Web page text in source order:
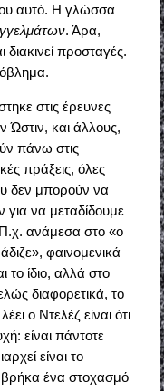
αυτό. Η γλώσσα
. Άρα,
διακινεί προσταγές.
στις έρευνες
και άλλους,
πάνω στις
πράξεις, όλες
δεν μπορούν να
να μεταδίδουμε
ανάμεσα στο «ο
φαινομενικά
το ίδιο, αλλά στο
διαφορετικά, το
ο Ντελέζ είναι ότι
είναι πάντοτε
είναι το
βρήκα ένα στοχασμό